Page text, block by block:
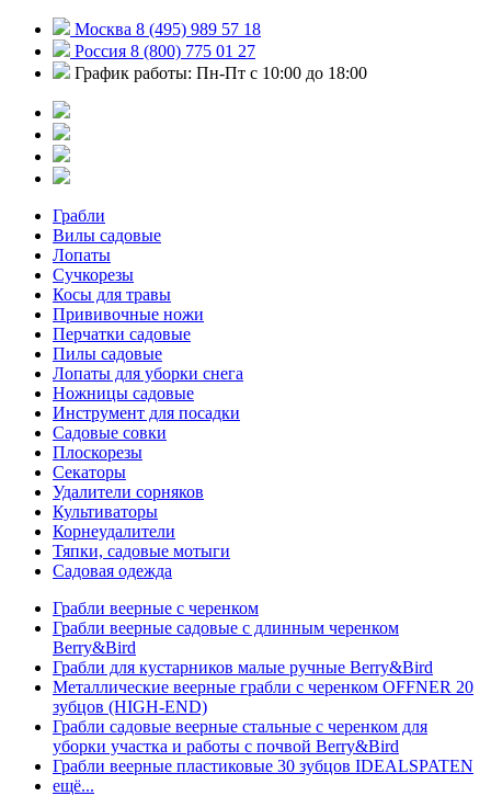
Москва 8 (495) 989 57 18
Россия 8 (800) 775 01 27
График работы: Пн-Пт с 10:00 до 18:00
Грабли
Вилы садовые
Лопаты
Сучкорезы
Косы для травы
Прививочные ножи
Перчатки садовые
Пилы садовые
Лопаты для уборки снега
Ножницы садовые
Инструмент для посадки
Садовые совки
Плоскорезы
Секаторы
Удалители сорняков
Культиваторы
Корнеудалители
Тяпки, садовые мотыги
Садовая одежда
Грабли веерные с черенком
Грабли веерные садовые с длинным черенком
Berry&Bird
Грабли для кустарников малые ручные Berry&Bird
Металлические веерные грабли с черенком OFFNER 20
зубцов (HIGH-END)
Грабли садовые веерные стальные с черенком для
уборки участка и работы с почвой Berry&Bird
Грабли веерные пластиковые 30 зубцов IDEALSPATEN
ещё...